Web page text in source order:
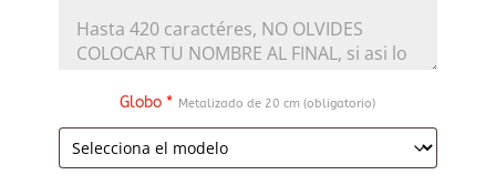
Globo * Metalizado de 20 cm (obligatorio)